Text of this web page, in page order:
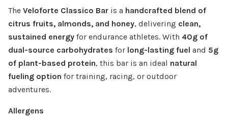
The Veloforte Classico Bar is a handcrafted blend of
citrus fruits, almonds, and honey, delivering clean,
sustained energy for endurance athletes. With 40g of
dual-source carbohydrates for long-lasting fuel and 5g
of plant-based protein, this bar is an ideal natural
fueling option for training, racing, or outdoor
adventures.
Allergens